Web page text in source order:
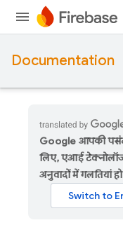
Documentation
Google आपकी
लिए, एआई
अनुवादों में गलतियां